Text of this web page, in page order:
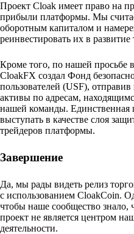
Проект Cloak имеет право на
прибыли платформы. Мы
оборотным капиталом и
реинвестировать их в развитие
Кроме того, по нашей просьбе
CloakFX создал Фонд
пользователей (USF),
активы по адресам,
нашей команды. Единственная
выступать в качестве слоя
трейдеров платформы.
Завершение
Да, мы рады видеть релиз
с использованием CloakCoin.
чтобы наше сообщество знало,
проект не является центром
деятельности.